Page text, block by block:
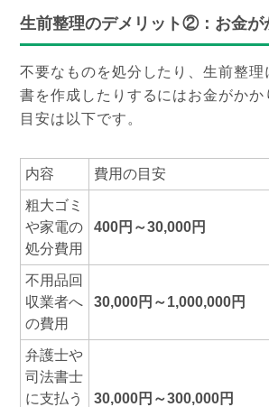
生前整理のデメリット②：お金が
不要なものを処分したり、生前整理
書を作成したりするにはお金がかか
目安は以下です。
内容 費用の目安
粗大ゴミ
や家電の
処分費用
400円～30,000円
不用品回
収業者へ
の費用
30,000円～1,000,000円
弁護士や
司法書士
に支払う
30,000円～300,000円